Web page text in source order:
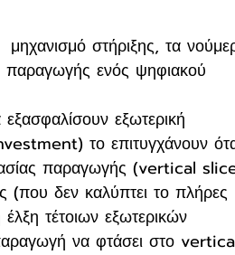
μηχανισμό στήριξης, τα
παραγωγής ενός ψηφιακού
εξωτερική
το επιτυγχάνουν
παραγωγής (vertical
(που δεν καλύπτει το πλήρες
τέτοιων εξωτερικών
να φτάσει στο